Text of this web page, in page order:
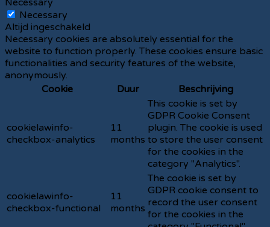
Necessary
Necessary
Altijd ingeschakeld
Necessary cookies are absolutely essential for the
website to function properly. These cookies ensure basic
functionalities and security features of the website,
anonymously.
Cookie
Duur Beschrijving
cookielawinfo-
checkbox-analytics
11
months
This cookie is set by
GDPR Cookie Consent
plugin. The cookie is used
to store the user consent
for the cookies in the
category "Analytics".
cookielawinfo-
checkbox-functional
11
months
The cookie is set by
GDPR cookie consent to
record the user consent
for the cookies in the